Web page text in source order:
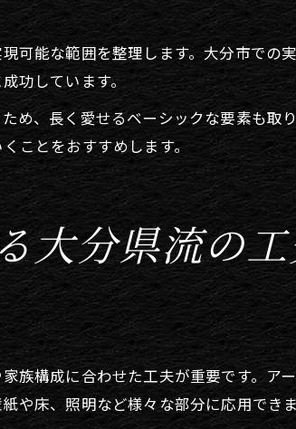
可能な範囲を整理します。大分市での
功しています。
め、長く愛せるベーシックな要素も取
ことをおすすめします。
大分県流の
族構成に合わせた工夫が重要です。ア
や床、照明など様々な部分に応用でき